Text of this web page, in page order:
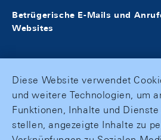
Betrügerische E-Mails und
Websites
Diese Website verwendet
und weitere Technologien, um
Funktionen, Inhalte und Dienste
stellen, angezeigte Inhalte zu